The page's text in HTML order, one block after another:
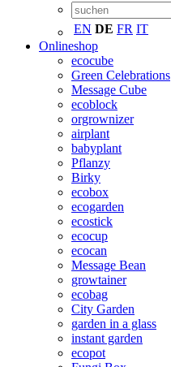
EN DE FR IT
Onlineshop
ecocube
Green Celebrations
Message Cube
ecoblock
orgrownizer
airplant
babyplant
Pflanzy
Birky
ecobox
ecogarden
ecostick
ecocup
ecocan
Message Bean
growtainer
ecobag
City Garden
garden in a glass
instant garden
ecopot